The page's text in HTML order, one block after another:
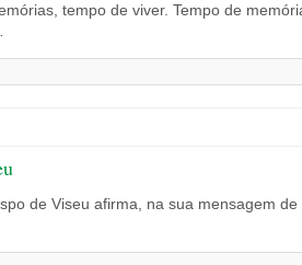
tempo de viver. Tempo de
de Viseu afirma, na sua mensagem